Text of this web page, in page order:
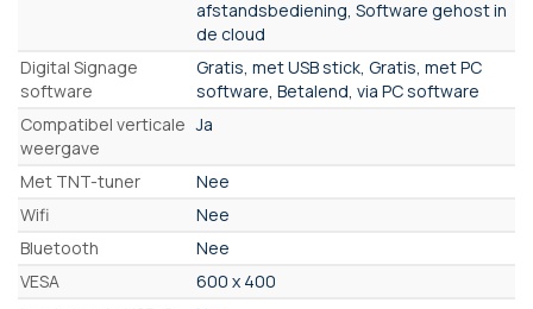
afstandsbediening, Software gehost in
de cloud
Digital Signage
software
Gratis, met USB stick, Gratis, met PC
software, Betalend, via PC software
Compatibel verticale
weergave
Ja
Met TNT-tuner
Nee
Wifi
Nee
Bluetooth
Nee
VESA
600 x 400